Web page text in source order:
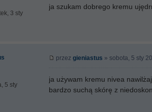
3 sty
ja szukam dobrego kremu
5 sty
przez gieniastus » sobota, 5 sty
ja używam kremu nivea
bardzo suchą skórę z